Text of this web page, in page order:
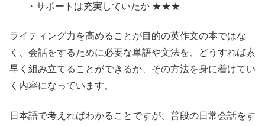
・サポートは充実していたか ★★★
ライティング力を高めることが目的の英作文の本ではな
く、会話をするために必要な単語や文法を、どうすれば素
早く組み立てることができるか、その方法を身に着けてい
く内容になっています。
日本語で考えればわかることですが、普段の日常会話をす